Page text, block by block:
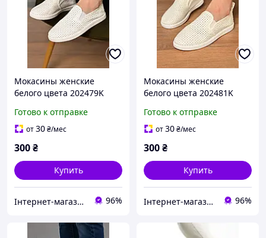
Мокасины женские
белого цвета 202479K
Готово к отправке
от30₴/мес
300₴
Купить
Інтернет-магазин 100500 96%
Мокасины женские
белого цвета 202481K
Готово к отправке
от30₴/мес
300₴
Купить
Інтернет-магазин 100500 96%